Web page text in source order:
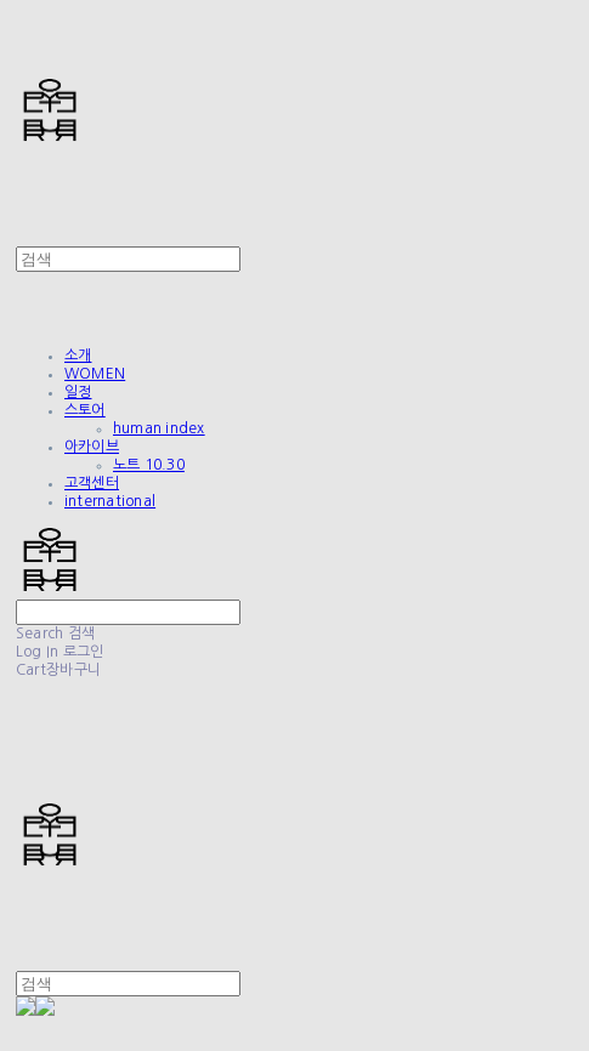
소개
WOMEN
일정
스토어
human index
아카이브
노트 10.30
고객센터
international
Search 검색
Log In 로그인
Cart장바구니